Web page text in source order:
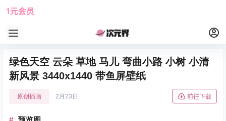
1元会员
绿色天空 云朵 草地 马儿 弯曲小路 小树 小清
新风景 3440x1440 带鱼屏壁纸
原创插画 2月23日 前往下载